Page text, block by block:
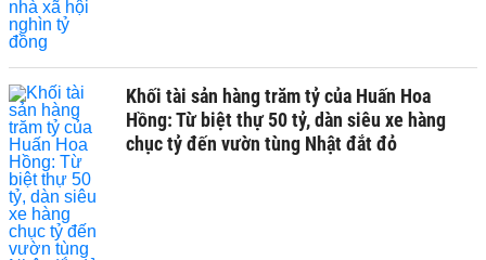
Khối tài sản hàng trăm tỷ của Huấn Hoa
Hồng: Từ biệt thự 50 tỷ, dàn siêu xe hàng
chục tỷ đến vườn tùng Nhật đắt đỏ